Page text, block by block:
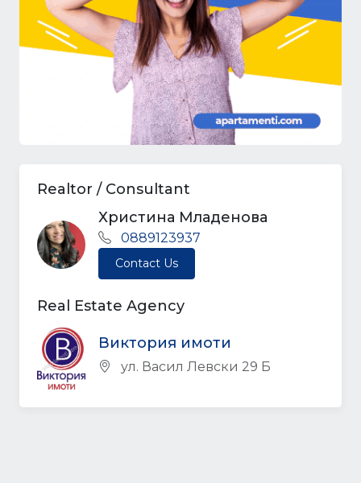
0889123937
Contact Us
ул. Васил Левски 29 Б